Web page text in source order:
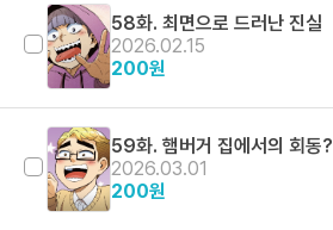
58화. 최면으로 드러난 진실
2026.02.15
200원
59화. 햄버거 집에서의 회동?
2026.03.01
200원